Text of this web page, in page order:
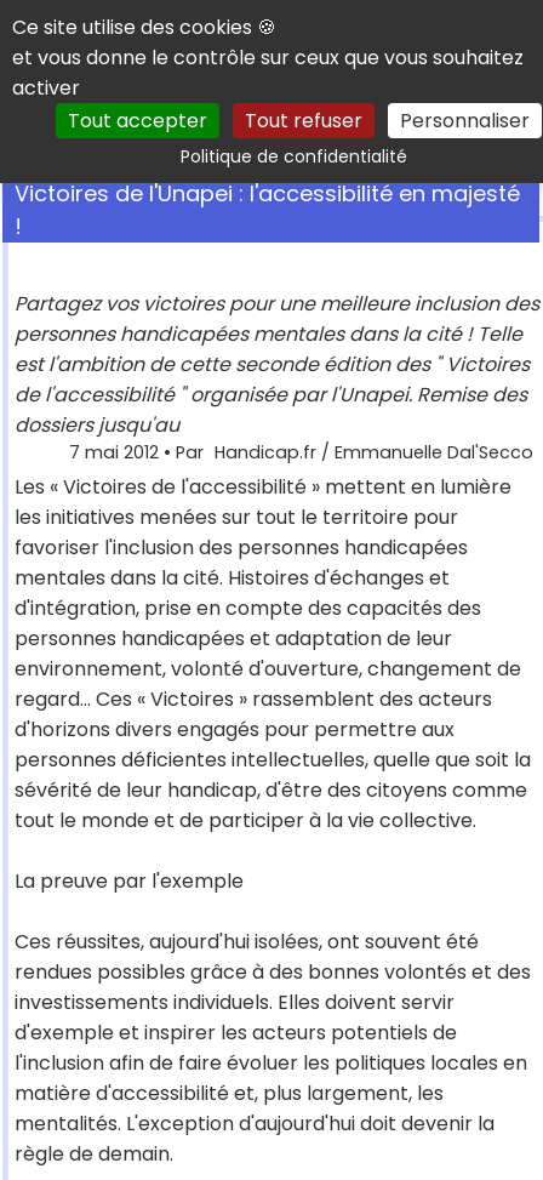
Panneau de gestion des cookies
Ce site utilise des cookies 🍪
et vous donne le contrôle sur ceux que vous souhaitez
activer
Tout accepter
Tout refuser Personnaliser
Politique de confidentialitéRechercher
Victoires de l'Unapei : l'accessibilité en majesté
!
Partagez vos victoires pour une meilleure inclusion des
personnes handicapées mentales dans la cité ! Telle
est l'ambition de cette seconde édition des " Victoires
de l'accessibilité " organisée par l'Unapei. Remise des
dossiers jusqu'au
7 mai 2012 • Par Handicap.fr / Emmanuelle Dal'Secco
Les « Victoires de l'accessibilité » mettent en lumière
les initiatives menées sur tout le territoire pour
favoriser l'inclusion des personnes handicapées
mentales dans la cité. Histoires d'échanges et
d'intégration, prise en compte des capacités des
personnes handicapées et adaptation de leur
environnement, volonté d'ouverture, changement de
regard... Ces « Victoires » rassemblent des acteurs
d'horizons divers engagés pour permettre aux
personnes déficientes intellectuelles, quelle que soit la
sévérité de leur handicap, d'être des citoyens comme
tout le monde et de participer à la vie collective.
La preuve par l'exemple
Ces réussites, aujourd'hui isolées, ont souvent été
rendues possibles grâce à des bonnes volontés et des
investissements individuels. Elles doivent servir
d'exemple et inspirer les acteurs potentiels de
l'inclusion afin de faire évoluer les politiques locales en
matière d'accessibilité et, plus largement, les
mentalités. L'exception d'aujourd'hui doit devenir la
règle de demain.